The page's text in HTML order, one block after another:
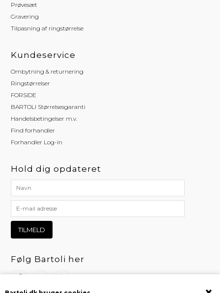
Prøvesæt
Gravering
Tilpasning af ringstørrelse
Kundeservice
Ombytning & returnering
Ringstørrelser
FORSIDE
BARTOLI Størrelsesgaranti
Handelsbetingelser m.v.
Find forhandler
Forhandler Log-in
Hold dig opdateret
Følg Bartoli her